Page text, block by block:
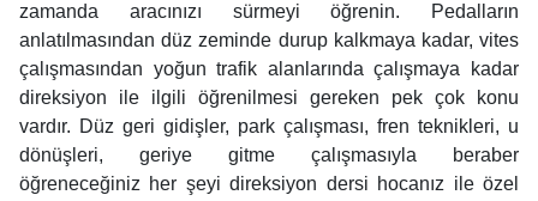
zamanda aracınızı sürmeyi öğrenin. Pedalların
anlatılmasından düz zeminde durup kalkmaya kadar, vites
çalışmasından yoğun trafik alanlarında çalışmaya kadar
direksiyon ile ilgili öğrenilmesi gereken pek çok konu
vardır. Düz geri gidişler, park çalışması, fren teknikleri, u
dönüşleri, geriye gitme çalışmasıyla beraber
öğreneceğiniz her şeyi direksiyon dersi hocanız ile özel